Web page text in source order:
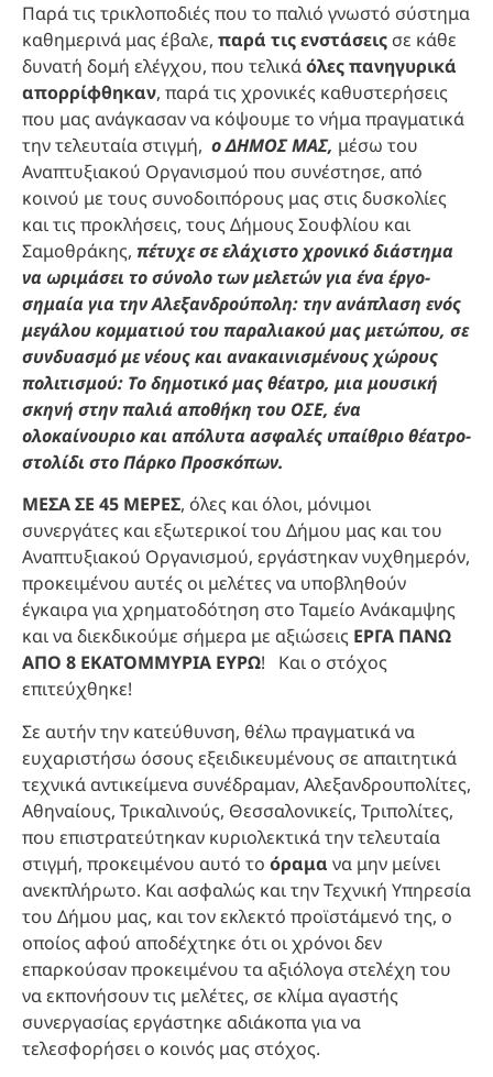
Παρά τις τρικλοποδιές που το παλιό γνωστό σύστημα
καθημερινά μας έβαλε, παρά τις ενστάσεις σε κάθε
δυνατή δομή ελέγχου, που τελικάόλες πανηγυρικά
απορρίφθηκαν, παρά τις χρονικές καθυστερήσεις
που μας ανάγκασαν να κόψουμε το νήμα πραγματικά
την τελευταία στιγμή, ο ΔΗΜΟΣ ΜΑΣ, μέσω του
Αναπτυξιακού Οργανισμού που συνέστησε, από
κοινού με τους συνοδοιπόρους μας στις δυσκολίες
και τις προκλήσεις, τους Δήμους Σουφλίου και
Σαμοθράκης, πέτυχε σε ελάχιστο χρονικό διάστημα
να ωριμάσει το σύνολο των μελετών για ένα έργο-
σημαία για την Αλεξανδρούπολη: την ανάπλαση ενός
μεγάλου κομματιού του παραλιακού μας μετώπου, σε
συνδυασμό με νέους και ανακαινισμένους χώρους
πολιτισμού: Το δημοτικό μας θέατρο, μια μουσική
σκηνή στην παλιά αποθήκη του ΟΣΕ, ένα
ολοκαίνουριο και απόλυτα ασφαλές υπαίθριο θέατρο-
στολίδι στο Πάρκο Προσκόπων.
ΜΕΣΑ ΣΕ 45 ΜΕΡΕΣ, όλες και όλοι, μόνιμοι
συνεργάτες και εξωτερικοί του Δήμου μας και του
Αναπτυξιακού Οργανισμού, εργάστηκαν νυχθημερόν,
προκειμένου αυτές οι μελέτες να υποβληθούν
έγκαιρα για χρηματοδότηση στο Ταμείο Ανάκαμψης
και να διεκδικούμε σήμερα με αξιώσεις ΕΡΓΑ ΠΑΝΩ
ΑΠΟ 8 ΕΚΑΤΟΜΜΥΡΙΑ ΕΥΡΩ! Και ο στόχος
επιτεύχθηκε!
Σε αυτήν την κατεύθυνση, θέλω πραγματικά να
ευχαριστήσω όσους εξειδικευμένους σε απαιτητικά
τεχνικά αντικείμενα συνέδραμαν, Αλεξανδρουπολίτες,
Αθηναίους, Τρικαλινούς, Θεσσαλονικείς, Τριπολίτες,
που επιστρατεύτηκαν κυριολεκτικά την τελευταία
στιγμή, προκειμένου αυτό το όραμα να μην μείνει
ανεκπλήρωτο. Και ασφαλώς και την Τεχνική Υπηρεσία
του Δήμου μας, και τον εκλεκτό προϊστάμενό της, ο
οποίος αφού αποδέχτηκε ότι οι χρόνοι δεν
επαρκούσαν προκειμένου τα αξιόλογα στελέχη του
να εκπονήσουν τις μελέτες, σε κλίμα αγαστής
συνεργασίας εργάστηκε αδιάκοπα για να
τελεσφορήσει ο κοινός μας στόχος.